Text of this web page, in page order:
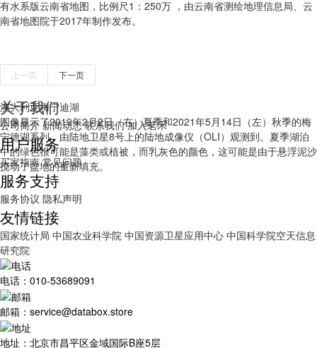
有​水系版云南省地图，比例尺1：250万 ，由云南省测绘地理信息局、云
南省地图院于2017年制作发布。
澳大利亚梅宁迪湖
图像显示了2019年2月2日（右）夏季和2021年5月14日（左）秋季的梅
宁德湖系列，由陆地卫星8号上的陆地成像仪（OLI）观测到。夏季湖泊
中的绿色很可能是藻类或植被，而乳灰色的颜色，这可能是由于悬浮泥沙
搅动了盆地的重新填充。
上一页 下一页
关于我们
公司简介 新闻动态 联系我们 加入茗禾
用户服务
买家指南 常见问题
服务支持
服务协议 隐私声明
友情链接
国家统计局 中国农业科学院 中国资源卫星应用中心 中国科学院空天信息
研究院
电话：010-53689091
邮箱：service@databox.store
地址：北京市昌平区金域国际B座5层